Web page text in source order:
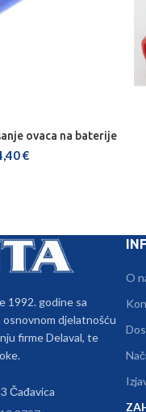
ovaca na baterije
€
1992. godine sa
osnovnom djelatnošću
firme Delaval, te
Čađavica
O